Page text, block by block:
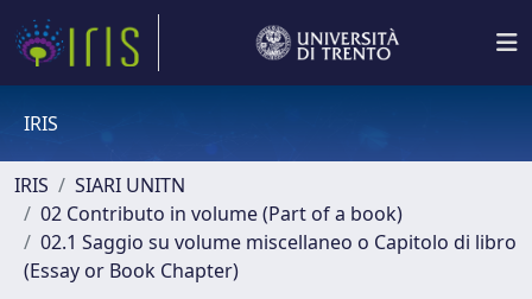
IRIS
IRIS
SIARI UNITN
02 Contributo in volume (Part of a book)
02.1 Saggio su volume miscellaneo o Capitolo di libro
(Essay or Book Chapter)